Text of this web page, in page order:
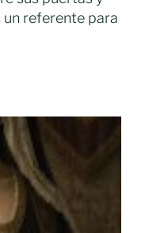
un referente para